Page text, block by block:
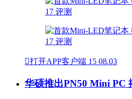
打开APP客户端 15 08.03
华硕推出PN50 Mini PC